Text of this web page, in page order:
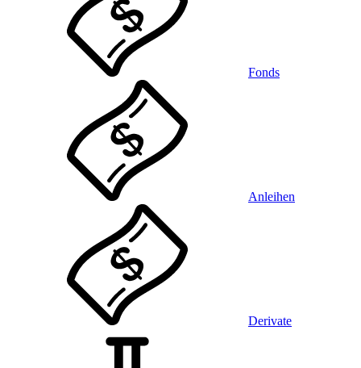
Fonds
Anleihen
Derivate